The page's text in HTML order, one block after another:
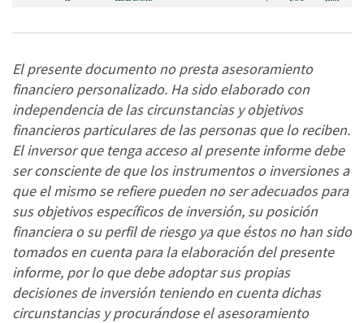
El presente documento no presta asesoramiento
financiero personalizado. Ha sido elaborado con
independencia de las circunstancias y objetivos
financieros particulares de las personas que lo reciben.
El inversor que tenga acceso al presente informe debe
ser consciente de que los instrumentos o inversiones a
que el mismo se refiere pueden no ser adecuados para
sus objetivos específicos de inversión, su posición
financiera o su perfil de riesgo ya que éstos no han sido
tomados en cuenta para la elaboración del presente
informe, por lo que debe adoptar sus propias
decisiones de inversión teniendo en cuenta dichas
circunstancias y procurándose el asesoramiento